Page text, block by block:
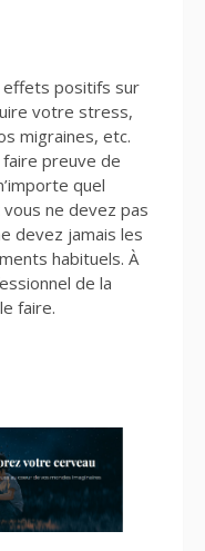
effets positifs sur
votre stress,
migraines, etc.
preuve de
quel
ne devez pas
devez jamais les
habituels. À
de la
faire.